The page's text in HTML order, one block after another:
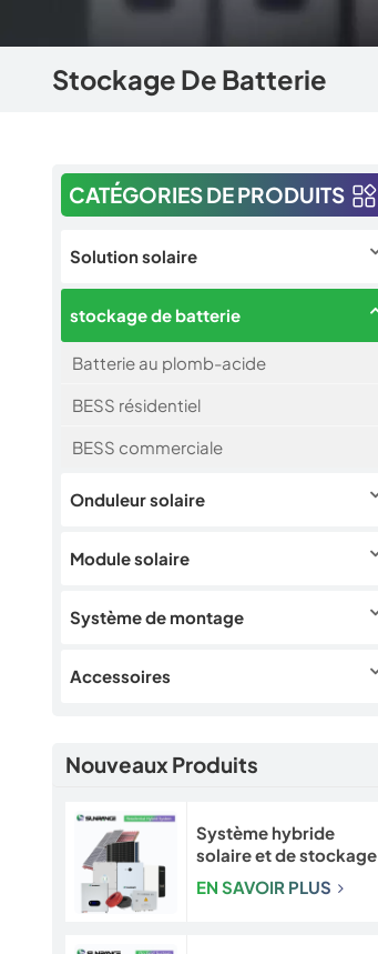
Stockage De Batterie
CATÉGORIES DE PRODUITS
Solution solaire
stockage de batterie
Batterie au plomb-acide
BESS résidentiel
BESS commerciale
Onduleur solaire
Module solaire
Système de montage
Accessoires
Nouveaux Produits
Système hybride
solaire et de stockage
d'énergie évolutif de
5 à 30 kW pour les
EN SAVOIR PLUS